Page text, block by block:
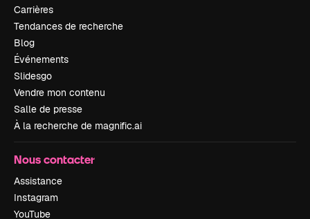
Carrières
Tendances de recherche
Blog
Événements
Slidesgo
Vendre mon contenu
Salle de presse
À la recherche de magnific.ai
Nous contacter
Assistance
Instagram
YouTube